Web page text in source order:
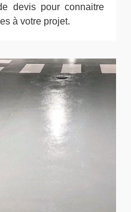
devis pour connaitre
à votre projet.